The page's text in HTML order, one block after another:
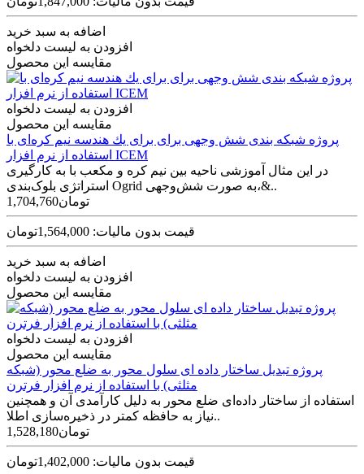
اضافه به سبد خرید
افزودن به لیست دلخواه
مقایسه این محصول
افزودن به لیست دلخواه
مقایسه این محصول
پروژه شبکه بندی شش وجهی برای برای يك هندسه نیم کره‌ای با
استفاده از نرم افزار ICEM
در این مثال آموزشی ناحیه بین نیم کره و مکعب با به کارگیری
استراتژی بلوک‌بندی Ogrid به صورت شش‌وجهی،&..
1,704,760تومان
قیمت بدون مالیات: 1,564,000تومان
اضافه به سبد خرید
افزودن به لیست دلخواه
مقایسه این محصول
افزودن به لیست دلخواه
مقایسه این محصول
پروژه تبدیل ساختار داده ای سلول محور به ضلع محور (شبکه
مثلثی) با استفاده از نرم افزار فرترن
استفاده از ساختار داده‌ای ضلع محور به دلیل کارآمدی آن و همچنین
نیاز به حافظه کمتر در ذخیره‌سازی اطلا..
1,528,180تومان
قیمت بدون مالیات: 1,402,000تومان